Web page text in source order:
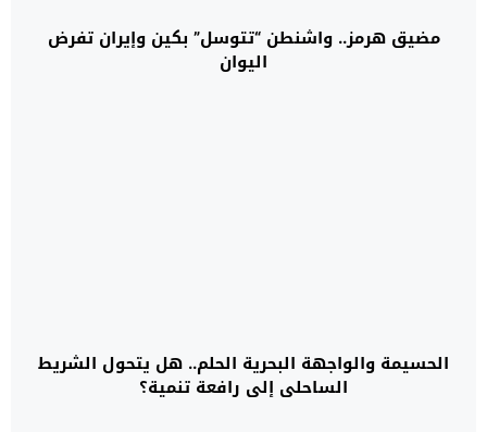
مضيق هرمز.. واشنطن “تتوسل” بكين وإيران تفرض
اليوان
الحسيمة والواجهة البحرية الحلم.. هل يتحول الشريط
الساحلي إلى رافعة تنمية؟